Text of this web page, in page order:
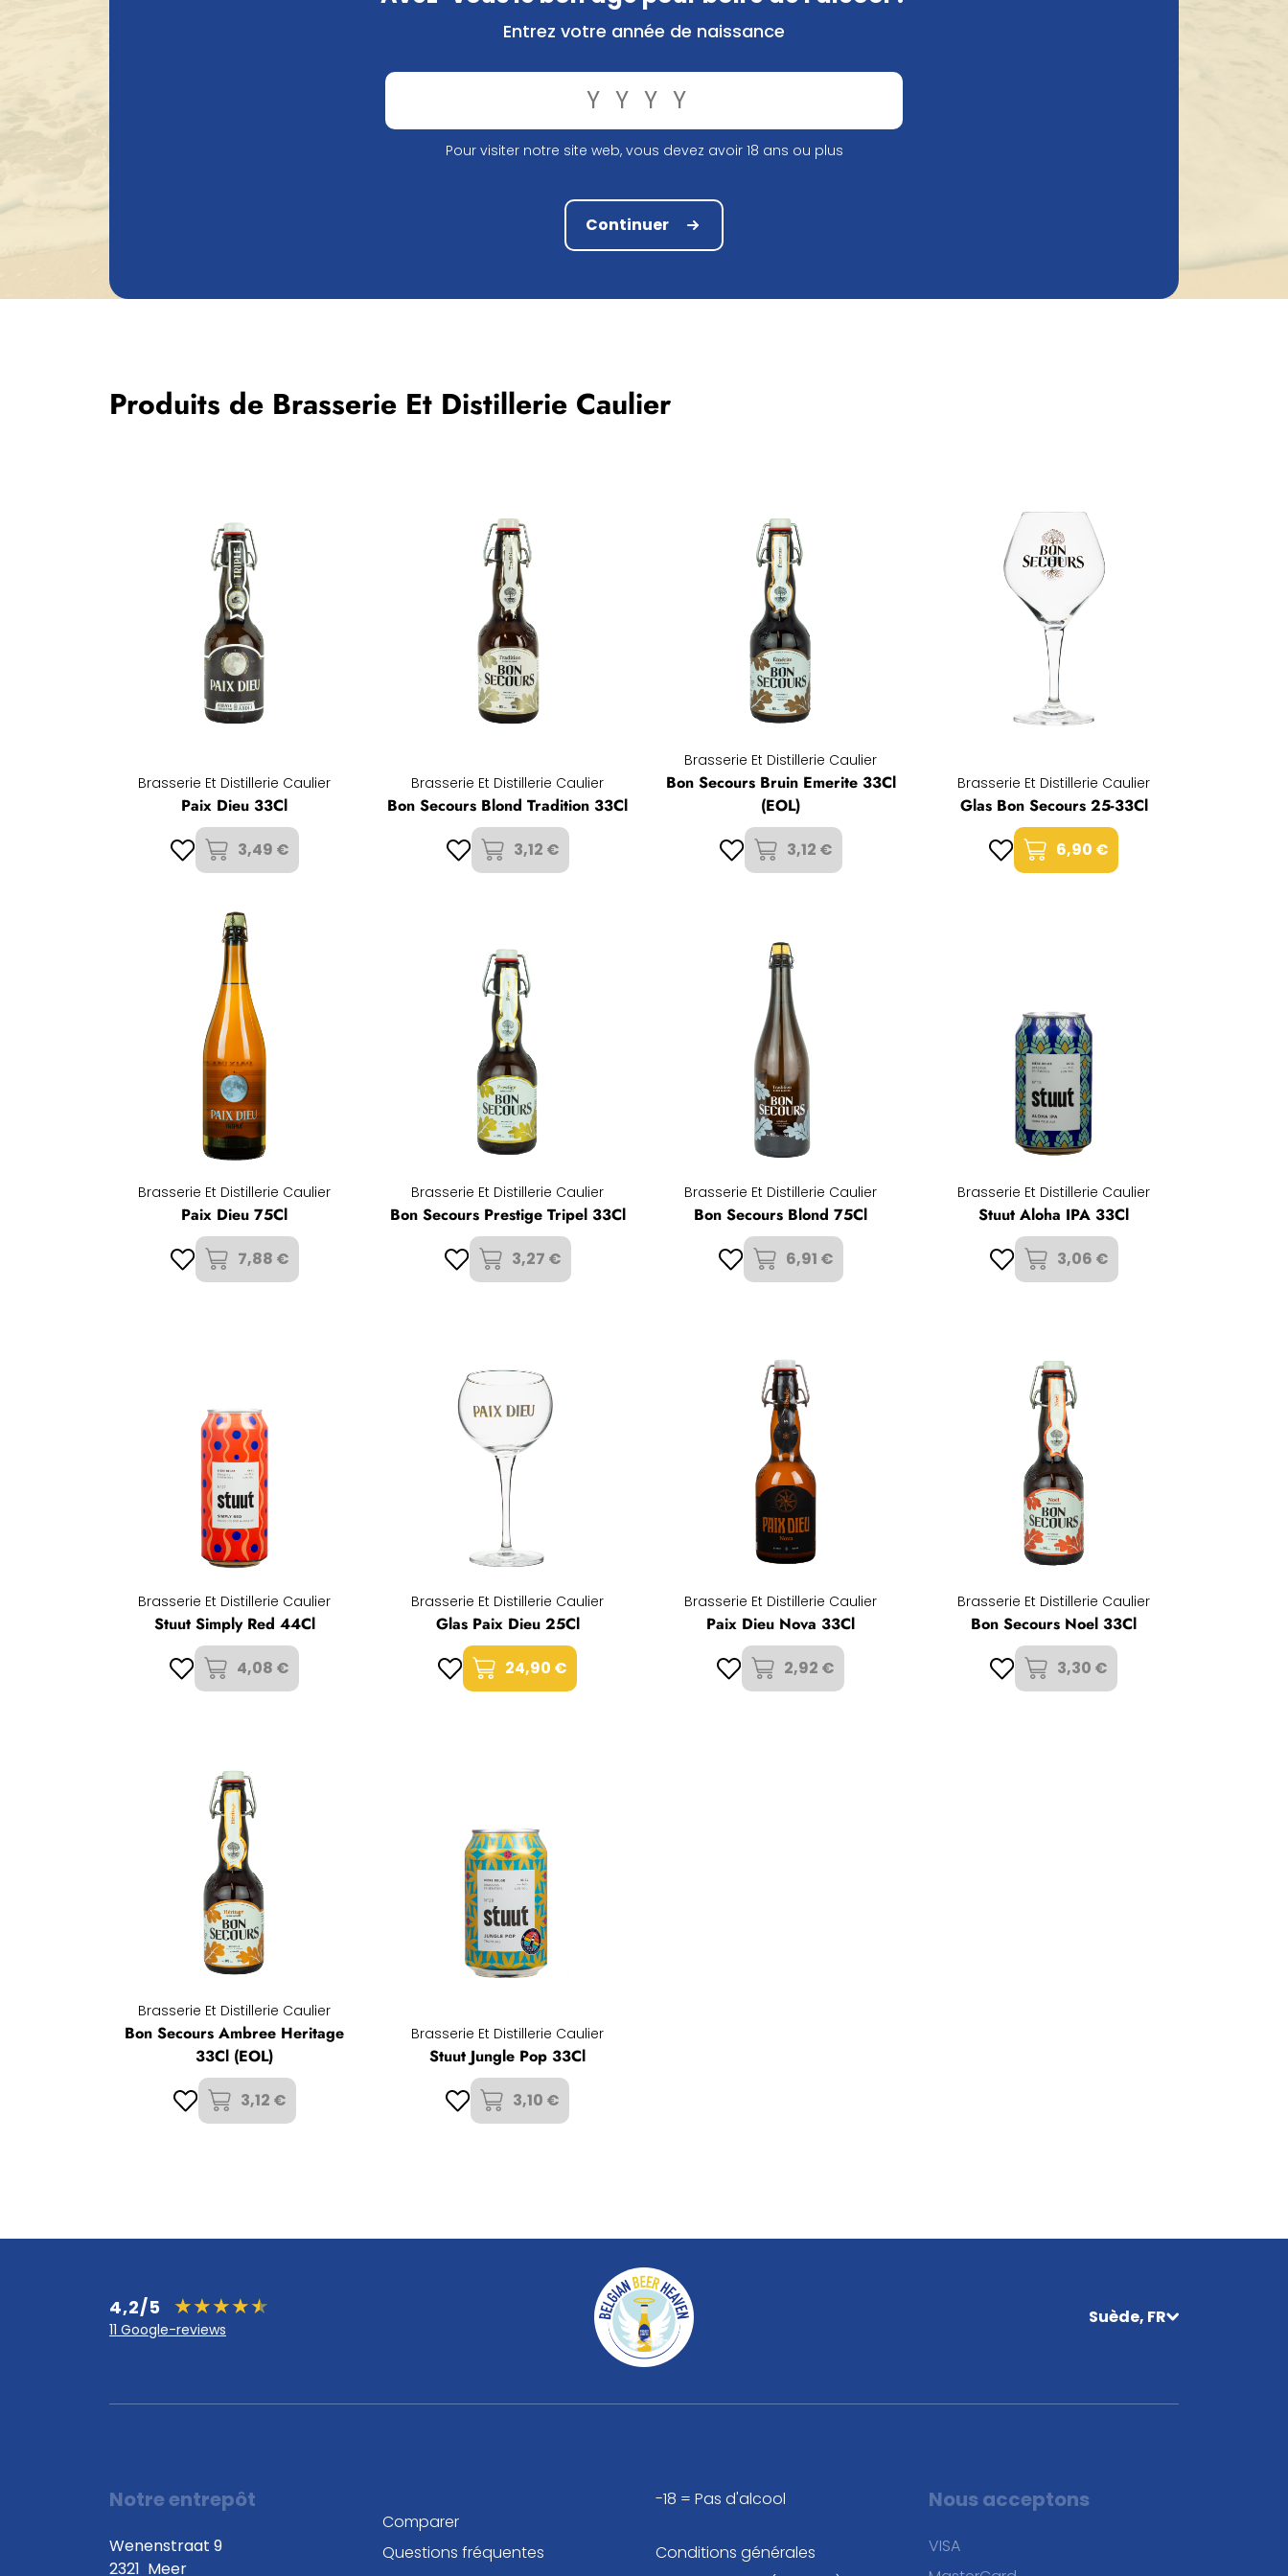
furent baptisées Bon Secours, en référence au lieu de pèlerinage de Notre-Dame du Bon Secours.
Cependant, l'histoire connut aussi des revers : en 2007, la brasserie fut déclarée en faillite. Un renouveau
s'ensuivit rapidement : début 2008, les fils de Roger relancèrent la tradition familiale sous le nom de
Suite à cette relance, la brasserie s'imposa à nouveau avec des bières créatives et pleines de caractère.
L'une de ses créations les plus marquantes est la Paix-Dieu, une bière d'abbaye brassée selon une tradition
Produits de Brasserie Et Distillerie Caulier
Brasserie Et Distillerie Caulier
Paix Dieu 33Cl
3,49 €
Brasserie Et Distillerie Caulier
Bon Secours Blond Tradition 33Cl
3,12 €
Brasserie Et Distillerie Caulier
Bon Secours Bruin Emerite 33Cl
(EOL)
3,12 €
Brasserie Et Distillerie Caulier
Glas Bon Secours 25-33Cl
6,90 €
Brasserie Et Distillerie Caulier
Paix Dieu 75Cl
7,88 €
Brasserie Et Distillerie Caulier
Bon Secours Prestige Tripel 33Cl
3,27 €
Brasserie Et Distillerie Caulier
Bon Secours Blond 75Cl
6,91 €
Brasserie Et Distillerie Caulier
Stuut Aloha IPA 33Cl
3,06 €
Brasserie Et Distillerie Caulier
Stuut Simply Red 44Cl
4,08 €
Brasserie Et Distillerie Caulier
Glas Paix Dieu 25Cl
24,90 €
Brasserie Et Distillerie Caulier
Paix Dieu Nova 33Cl
2,92 €
Brasserie Et Distillerie Caulier
Bon Secours Noel 33Cl
3,30 €
Brasserie Et Distillerie Caulier
Bon Secours Ambree Heritage
33Cl (EOL)
3,12 €
Brasserie Et Distillerie Caulier
Stuut Jungle Pop 33Cl
3,10 €
Entrez votre année de naissance
Pour visiter notre site web, vous devez avoir 18 ans ou plus
Continuer
4,2/5
11 Google-reviews
Suède, FR
Notre entrepôt
Wenenstraat 9
2321 Meer
Comparer
Questions fréquentes
-18 = Pas d'alcool
Conditions générales
Nous acceptons
VISA